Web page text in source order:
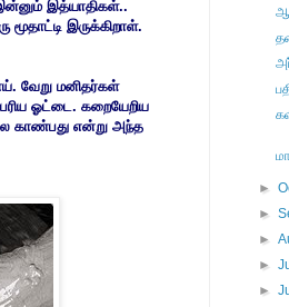
இத்யாதிகள்..
இருக்கிறாள்.
வேறு மனிதர்கள்
ஓட்டை. கறையேறிய
காண்பது என்று அந்த
►
►
►
►
►